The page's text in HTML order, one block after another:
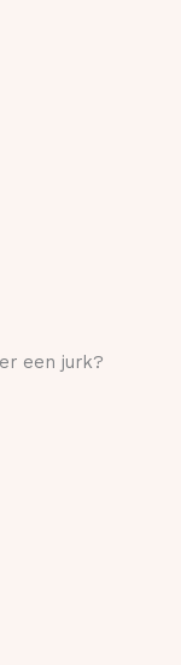
een jurk?